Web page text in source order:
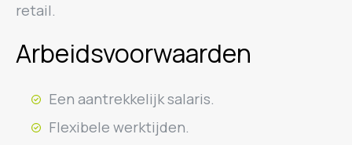
retail.
Arbeidsvoorwaarden
Een aantrekkelijk salaris.
Flexibele werktijden.